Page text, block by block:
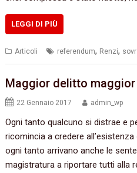
LEGGI DI PIÙ
Articoli referendum, Renzi,
Maggior delitto
22 Gennaio 2017 admin_wp
Ogni tanto qualcuno si distrae e
ricomincia a credere
ogni tanto arrivano anche le
magistratura a riportare tutti alla